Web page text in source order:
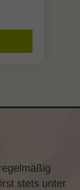
stets unter